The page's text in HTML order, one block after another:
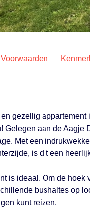
Voorwaarden
gezellig
Gelegen aan de Aagje
Met een
is dit een
is ideaal. Om de
bushaltes op
kunt reizen.